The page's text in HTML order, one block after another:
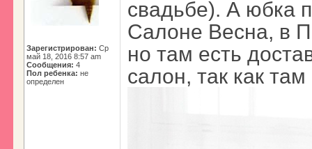
Зарегистрирован: Ср
май 18, 2016 8:57 am
Сообщения: 4
Пол ребенка: не
определен
свадьбе). А юбка
Салоне Весна, в
но там есть
салон, так как